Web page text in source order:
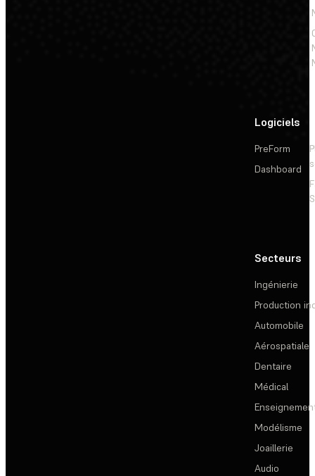
Logiciels
PreForm
Dashboard
Secteurs
Ingénierie
Production
Automobile
Aérospatiale
Dentaire
Médical
Modélisme
Joaillerie
Audio